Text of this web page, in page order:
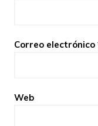
Correo electrónico
Web